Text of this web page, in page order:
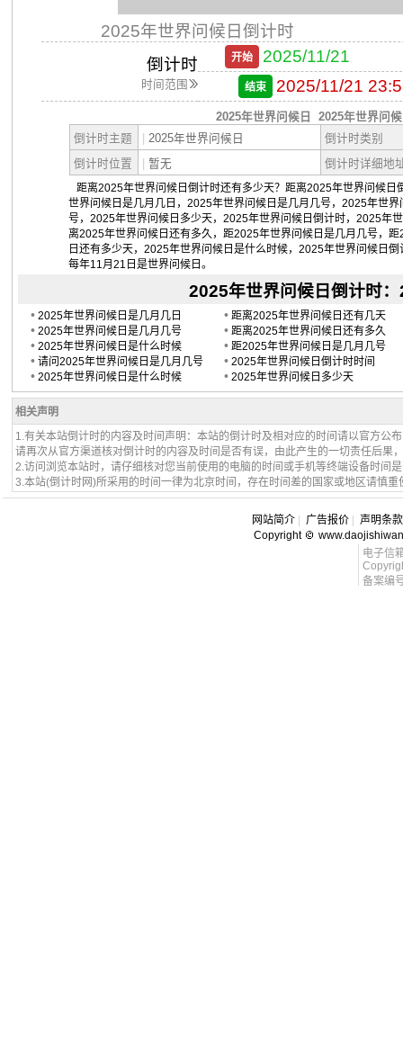
2025年世界问候日倒计时
倒计时
时间范围
开始 2025/11/21
结束 2025/11/21
2025年世界问候日
2025年世界问
倒计时主题
2025年世界问候日
倒计时类别
倒计时位置
暂无
倒计时详细地
距离2025年世界问候日倒计时还有多少天？距离2025年世界问候
世界问候日是几月几日，2025年世界问候日是几月几号，2025年世
号，2025年世界问候日多少天，2025年世界问候日倒计时，2025年
离2025年世界问候日还有多久，距2025年世界问候日是几月几号，
日还有多少天，2025年世界问候日是什么时候，2025年世界问候日
每年11月21日是世界问候日。
2025年世界问候日倒计时
• 2025年世界问候日是几月几日
• 2025年世界问候日是几月几号
• 2025年世界问候日是什么时候
• 请问2025年世界问候日是几月几号
• 2025年世界问候日是什么时候
• 距离2025年世界问候日还有几天
• 距离2025年世界问候日还有多久
• 距2025年世界问候日是几月几号
• 2025年世界问候日倒计时时间
• 2025年世界问候日多少天
相关声明
1.有关本站倒计时的内容及时间声明：本站的倒计时及相对应的时间请以官方公
请再次从官方渠道核对倒计时的内容及时间是否有误，由此产生的一切责任后果
2.访问浏览本站时，请仔细核对您当前使用的电脑的时间或手机等终端设备时间
3.本站(倒计时网)所采用的时间一律为北京时间，存在时间差的国家或地区请慎重
网站简介 广告报价
声明条款
Copyright
电子信
备案编